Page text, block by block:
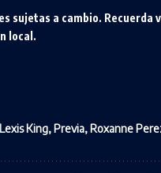
sujetas a cambio. Recuerda
local.
Lexis King,Previa,Roxanne